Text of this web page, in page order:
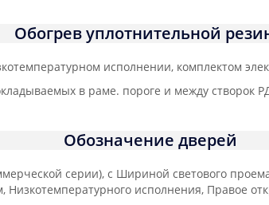
Обогрев уплотнительной
исполнении, комплектом
в раме. пороге и между створок
Обозначение дверей
серии), с Шириной светового
исполнения, Правое